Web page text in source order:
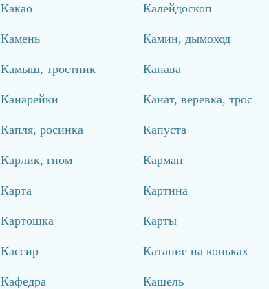
Какао Калейдоскоп
Камень Камин, дымоход
Камыш, тростник Канава
Канарейки Канат, веревка, трос
Капля, росинка Капуста
Карлик, гном Карман
Карта Картина
Картошка Карты
Кассир Катание на коньках
Кафедра Кашель